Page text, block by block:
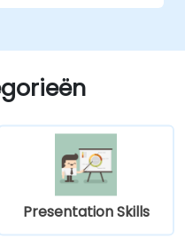
groepen
toepassen om
invloed en
te versterken.
goede
erkennen
én
Presentation Skills